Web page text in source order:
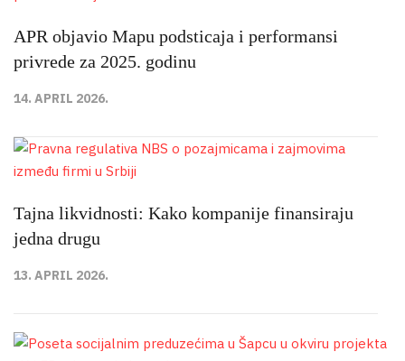
APR objavio Mapu podsticaja i performansi
privrede za 2025. godinu
14. APRIL 2026.
Tajna likvidnosti: Kako kompanije finansiraju
jedna drugu
13. APRIL 2026.